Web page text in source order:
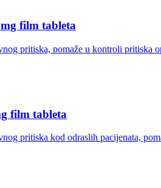
film tableta
pritiska, pomaže u kontroli pritiska
film tableta
pritiska kod odraslih pacijenata,